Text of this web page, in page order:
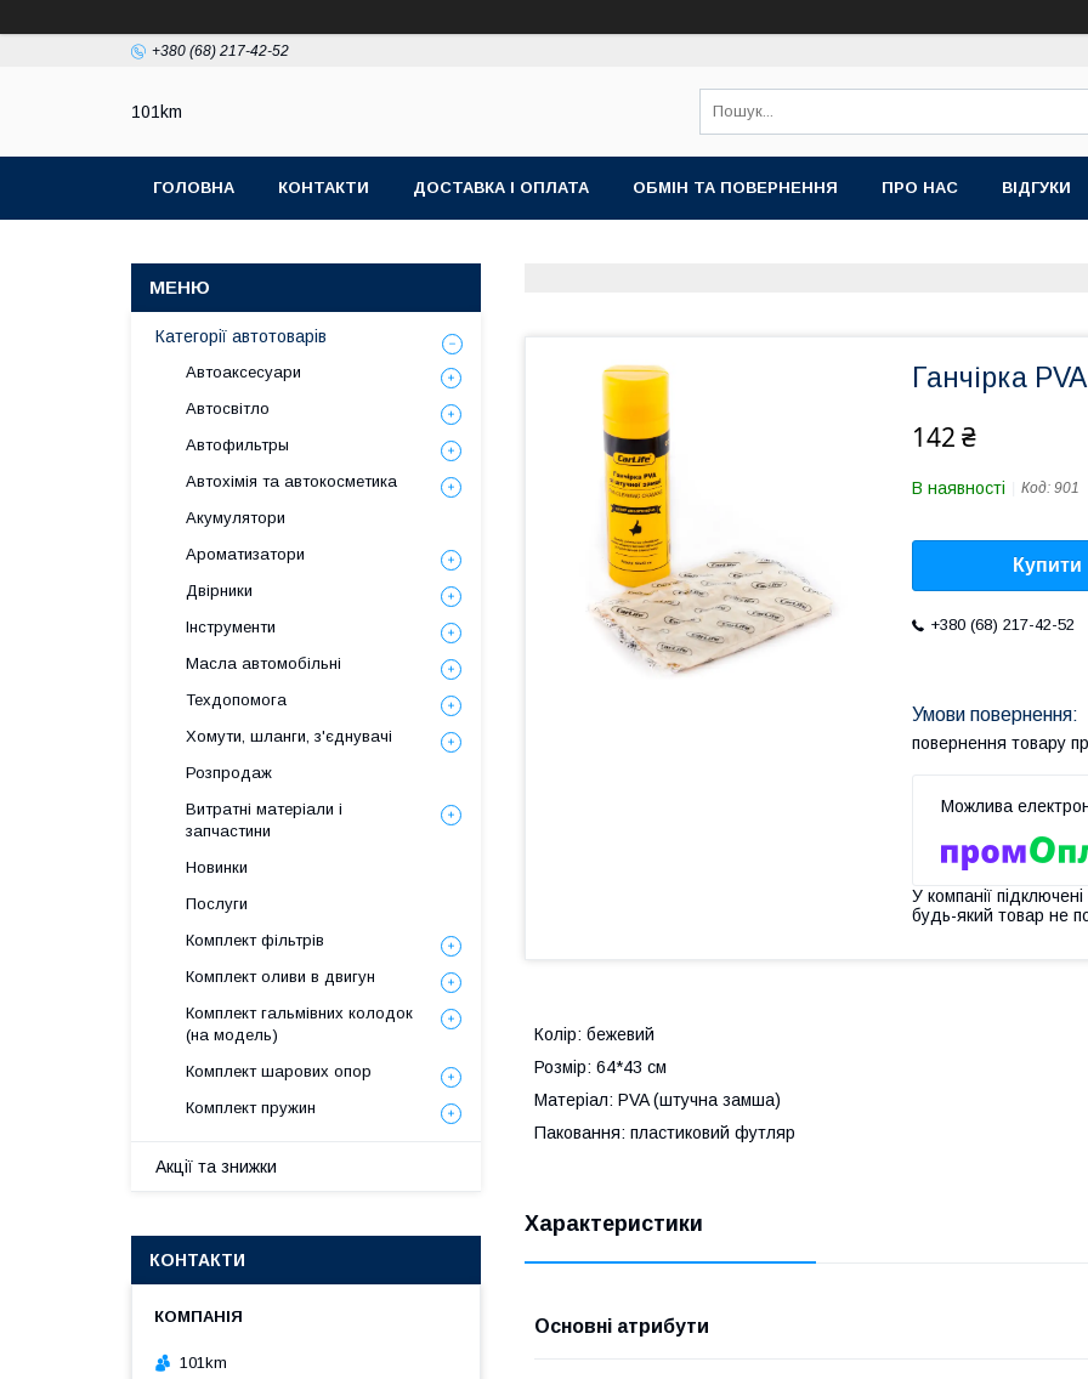
+380 (68) 217-42-52
101km
ГОЛОВНА КОНТАКТИ ДОСТАВКА І ОПЛАТА ОБМІН ТА ПОВЕРНЕННЯ ПРО НАС ВІДГУКИ
Ганчірка
142 ₴
В наявності Код: 901
Купити
+380 (68) 217-42-52
повернення товару
У компанії
будь-який товар не
Колір: бежевий
Розмір: 64*43 см
Матеріал: PVA (штучна замша)
Паковання: пластиковий футляр
Характеристики
Основні атрибути
Категорії автотоварів
Автоаксесуари
Автосвітло
Автофильтры
Автохімія та автокосметика
Акумулятори
Ароматизатори
Двірники
Інструменти
Масла автомобільні
Техдопомога
Хомути, шланги, з'єднувачі
Розпродаж
Витратні матеріали і
запчастини
Новинки
Послуги
Комплект фільтрів
Комплект оливи в двигун
Комплект гальмівних колодок
(на модель)
Комплект шарових опор
Комплект пружин
Акції та знижки
КОНТАКТИ
101km